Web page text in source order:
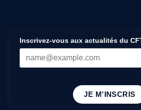
Inscrivez-vous aux actualités du
JE M'INSCRIS